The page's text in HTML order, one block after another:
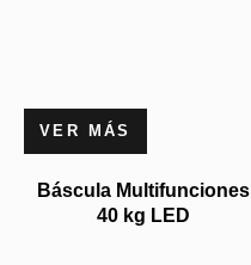
VER MÁS
Báscula Multifunciones
40 kg LED